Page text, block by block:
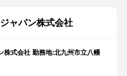
ャパン株式会社
株式会社 勤務地:北九州市立八幡